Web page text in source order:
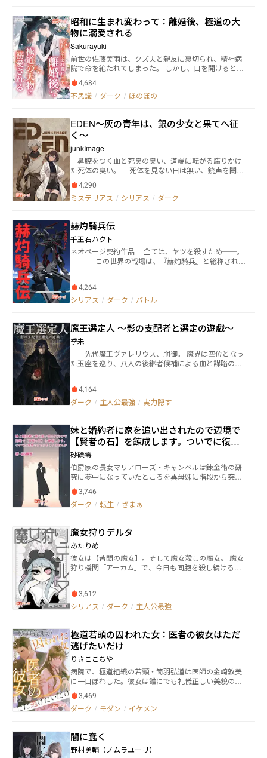
スして、死体を探し出す探偵・無花果と『僕』のドタ
バタミステリ中編集！ そして、ひとの『死』でしか自
己表現ができない孤独な天才から生まれる『作品』
と、それに共鳴するものたち…… 死臭にまみれたユニ
ークなメンバー、Grave Dancers(他人の死で得をする
ものたち)の、これはヒューマンドラマである！ あと、
最低コメディ要素もあり！ どこから読んでも面白い！
最初から読むとなお面白い！！ 累計5.3万PV突破！！
毎日23:23更新、お楽しみに！ 面白かったら評価コメ
昭和に生まれ変わって：離婚後、極道の大
物に溺愛される
Sakurayuki
前世の佐藤美雨は、クズ夫と親友に裏切られ、精神病
院で命を絶たれてしまった。 しかし、目を開けると、
彼女は悲劇が起こる前の時代に戻っていた！ 今回は躊
躇せずに離婚し、わずかな慰謝料を手に街の弁当屋か
らスタート。絶対に人生を大逆転させると誓った。 だ
彼女を心の中で大切にし、羽のように守ってくれる。
4,684
不思議 / ダーク / ほのぼの
EDEN〜灰の青年は、銀の少女と果てへ征
く〜
junkImage
鼻腔をつく血と死臭の臭い、道端に転がる腐りかけ
た死体の臭い。 死体を見ない日は無い、銃声を聞か
ない日は無い、薬を使ってラリっている人間を見ない
日は勿論在る筈が無い。 死を纏った生を享受し、力
なき者は強者に全てを奪われる。そんな事は稚児です
体があったとしても、奇怪な造形を模した野犬や野鳥
が捨てられた赤子を啄ばんでいても、それらは当たり
前の光景だ。驚嘆にすら値しない日常的なもの。 こ
の街は最低最悪で。 この街は誰もが罪を背負って生
きている。 誰もが生きていたいが故に―——罪と罰
バーパンク・ディストピア。 毎週月・水・金・日、
19時更新
4,290
ミステリアス / シリアス / ダーク
赫灼騎兵伝
千王石ハクト
ネオページ契約作品 全ては、ヤツを殺すため──。
この世界の戦場は、『赫灼騎兵』と総称される
新人パイロット大原芽吹もまた、その一人だった。初
陣を終えたばかりの彼の前に、家族を奪った青い機体
これは、憎悪と復讐の物語である。 毎週月水金更新 f
anbox（千王石ハクト fanboxで検索すれば出てきま
す）にて機体の設定資料を公開しています。無料で
す。 https://senousekihakuto.fanbox.cc/
4,264
シリアス / ダーク / バトル
魔王選定人 ～影の支配者と選定の遊戯～
季未
──先代魔王ヴァレリウス、崩御。 魔界は空位となっ
た玉座を巡り、八人の後継者候補による血と謀略の選
まった。 だが、誰も知らない。この残酷な「遊戯」の
盤面を、ただ一人の男が影から支配していることを。
超越者にして、この選定戦を仕組んだ冷酷非情な「選
定人」である。 「さあ、愛しき駒たちよ。せいぜい見
苦しく、されど懸命に踊り狂え。お前たちが演じる滑
稽な茶番こそが、我が永きに渡る虚無の、唯一の慰み
なのだから」 美しくも悍ましい微笑みを浮かべる彼の
手の中で、魔界の未来が歪んでいく。 これは、無垢に
して邪悪な超越者が紡ぐ、魔王誕生の叙事詩。
4,164
ダーク / 主人公最強 / 実力隠す
妹と婚約者に家を追い出されたので辺境で
【賢者の石】を錬成します。ついでに復讐
もするかもしれませんが
砂礫零
伯爵家の長女マリアローズ・キャンベルは錬金術の研
究に夢中になっていたところを異母妹に階段から突き
落とされた。その上に毒を盛られて生死の境を彷徨
う。目覚めたマリアローズを待っていたのは婚約解消
と廃嫡、そしてウン百歳生きているジジイと噂の公爵
辺境に向かい、【賢者の石】を錬成するため夫の公爵
とともに材料を集め始める。一方で異母妹と元婚約者
は、勝手に没落していく。 自滅だけで済むと思った
ら、大間違いですが。 ……そろそろ採取時かしら。 ©️
砂礫零 無断複写・転載を禁止します。 Unauthorized r
止
3,746
ダーク / 転生 / ざまぁ
魔女狩りデルタ
あたりめ
彼女は【苦悶の魔女】。そして魔女殺しの魔女。 魔女
狩り機関「アーカム」で、今日も同胞を殺し続ける。
痛まない彼女。 彼女こそ、最強無敵の魔女、【魔女狩
りデルタ】――！！
3,612
シリアス / ダーク / 主人公最強
極道若頭の囚われた女：医者の彼女はただ
逃げたいだけ
りさここちや
病院で、極道組織の若頭・筒羽弘道は医師の金崎敦美
に一目ぼれした。彼女は誰にでも礼儀正しい美貌の医
師だったが、彼にだけは冷たかった。 そのため、筒羽
弘道は手段を選ばず、権力を使って彼女に結婚を強要
し、彼女の一生を自分のそばに縛り付けると誓った
さない執着なのである。
3,469
ダーク / モダン / イケメン
闇に蠢く
野村勇輔（ノムラユーリ）